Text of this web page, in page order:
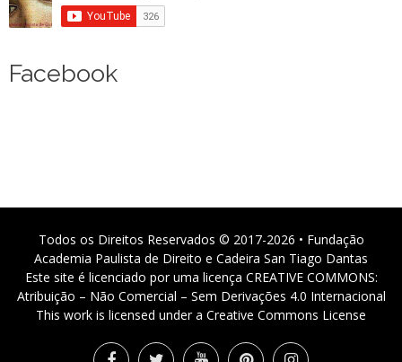
Facebook
Todos os Direitos Reservados © 2017-2026 • Fundação
Academia Paulista de Direito e Cadeira San Tiago Dantas
Este site é licenciado por uma licença CREATIVE COMMONS:
Atribuição – Não Comercial – Sem Derivações 4.0 Internacional
This work is licensed under a Creative Commons License